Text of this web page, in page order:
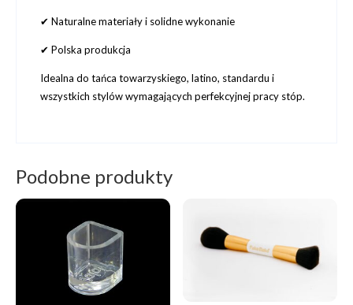
✔ Naturalne materiały i solidne wykonanie
✔ Polska produkcja
Idealna do tańca towarzyskiego, latino, standardu i
wszystkich stylów wymagających perfekcyjnej pracy stóp.
Podobne produkty